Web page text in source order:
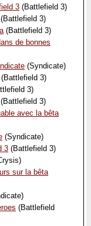
3 (Battlefield 3)
(Battlefield 3)
(Battlefield 3)
de bonnes
(Syndicate)
(Battlefield 3)
3)
(Battlefield 3)
avec la bêta
(Syndicate)
3 (Battlefield 3)
sur la bêta
(Battlefield